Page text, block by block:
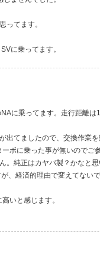
ってます。
に乗ってます。
に乗ってます。走行距離は
てましたので、交換作業を
ボに乗った事が無いのでご
。純正はカヤバ製？かなと思
、経済的理由で変えてないで
いと感じます。